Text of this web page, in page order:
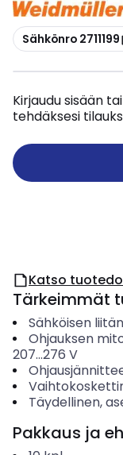
Kopioi
Sähkönro 2711199
Kirjaudu sisään
tehdäksesi
Katso
Tärkeimmät
Sähköisen
Ohjauksen
207...276 V
Täydellinen,
Pakkaus ja